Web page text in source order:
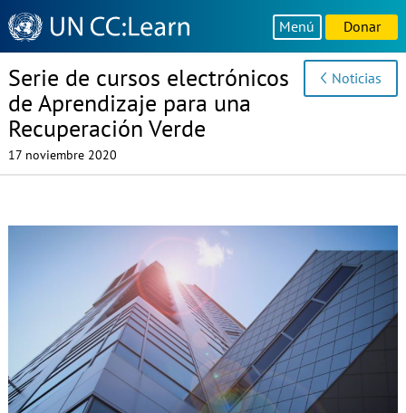
Knowledge
Sharing
Platform
Menú Donar
Serie de cursos electrónicos
de Aprendizaje para una
Recuperación Verde
17 noviembre 2020
Noticias